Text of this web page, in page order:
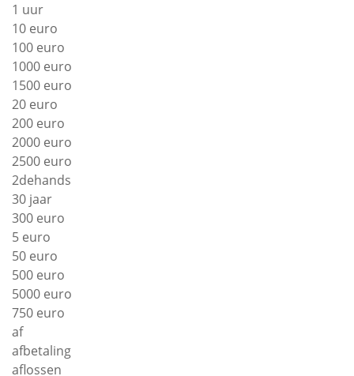
1 uur
10 euro
100 euro
1000 euro
1500 euro
20 euro
200 euro
2000 euro
2500 euro
2dehands
30 jaar
300 euro
5 euro
50 euro
500 euro
5000 euro
750 euro
af
afbetaling
aflossen